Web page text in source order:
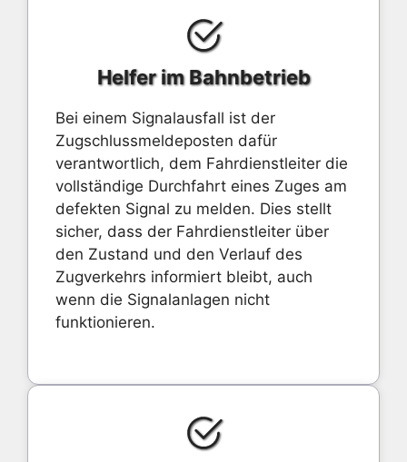
Helfer im Bahnbetrieb
Bei einem Signalausfall ist der
Zugschlussmeldeposten dafür
verantwortlich, dem Fahrdienstleiter die
vollständige Durchfahrt eines Zuges am
defekten Signal zu melden. Dies stellt
sicher, dass der Fahrdienstleiter über
den Zustand und den Verlauf des
Zugverkehrs informiert bleibt, auch
wenn die Signalanlagen nicht
funktionieren.